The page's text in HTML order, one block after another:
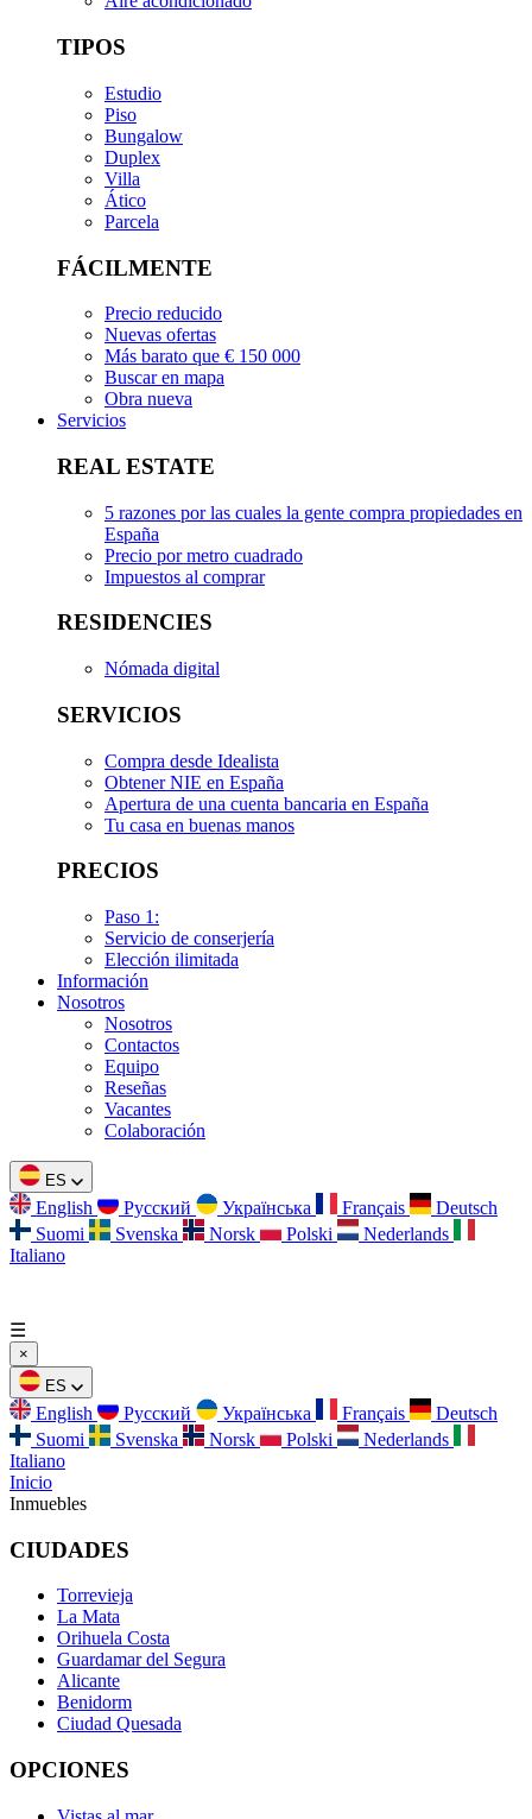
TIPOS
Estudio
Piso
Bungalow
Duplex
Villa
Ático
Parcela
FÁCILMENTE
Precio reducido
Nuevas ofertas
Más barato que € 150 000
Buscar en mapa
Obra nueva
Servicios
REAL ESTATE
5 razones por las cuales la gente compra propiedades en
España
Precio por metro cuadrado
Impuestos al comprar
RESIDENCIES
Nómada digital
SERVICIOS
Compra desde Idealista
Obtener NIE en España
Apertura de una cuenta bancaria en España
Tu casa en buenas manos
PRECIOS
Paso 1:
Servicio de conserjería
Elección ilimitada
Información
Nosotros
Nosotros
Contactos
Equipo
Reseñas
Vacantes
Colaboración
ES
English Русский Українська Français
Deutsch
Suomi
Svenska Norsk Polski
Nederlands
Italiano
☰
×
ES
English Русский Українська Français
Deutsch
Suomi
Svenska Norsk Polski
Nederlands
Italiano
Inicio
Inmuebles
CIUDADES
Torrevieja
La Mata
Orihuela Costa
Guardamar del Segura
Alicante
Benidorm
Ciudad Quesada
OPCIONES